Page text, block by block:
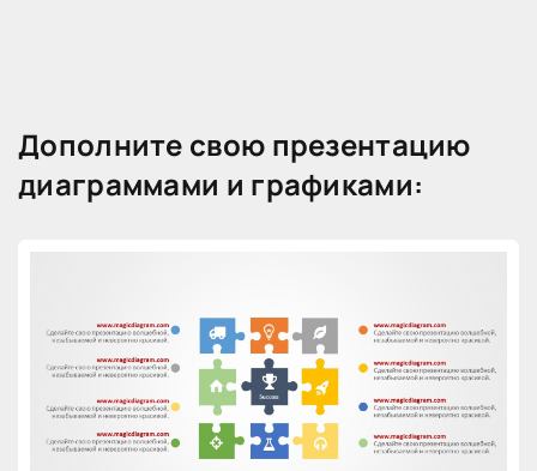
Дополните свою презентацию
диаграммами и графиками: